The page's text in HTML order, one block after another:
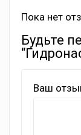
Пока нет
Будьте
Ваш